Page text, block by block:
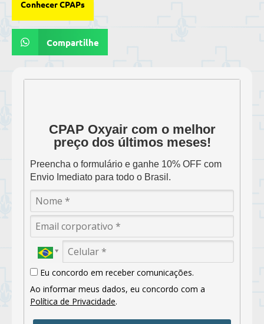
Conhecer CPAPs
Compartilhe
CPAP Oxyair com o melhor
preço dos últimos meses!
Preencha o formulário e ganhe 10% OFF com
Envio Imediato para todo o Brasil.
Eu concordo em receber comunicações.
Ao informar meus dados, eu concordo com a
Política de Privacidade.